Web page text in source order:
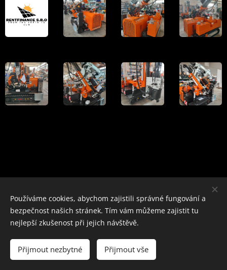
Obrázky poskytl
Pexels
Cookies
Jazyky
Čeština
English
Používáme cookies, abychom zajistili správné fungování a
bezpečnost našich stránek. Tím vám můžeme zajistit tu
nejlepší zkušenost při jejich návštěvě.
Přijmout nezbytné Přijmout vše